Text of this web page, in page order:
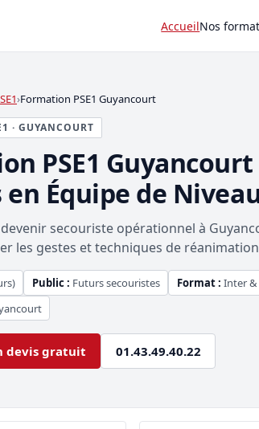
AccueilNos
Formation PSE1 Guyancourt
· GUYANCOURT
PSE1
en Équipe de
secouriste opérationnel à
les gestes et techniques de
Public : Futurs secouristes Format : Inter
devis gratuit 01.43.49.40.22